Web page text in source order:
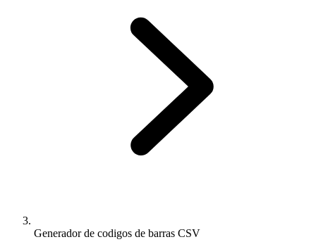
Generador de codigos de barras CSV